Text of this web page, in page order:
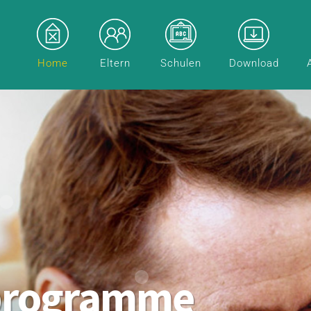
Home Eltern Schulen Download